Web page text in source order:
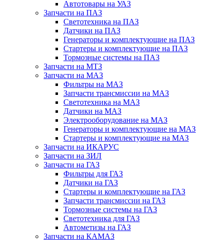
Автотовары на УАЗ
Запчасти на ПАЗ
Светотехника на ПАЗ
Датчики на ПАЗ
Генераторы и комплектующие на ПАЗ
Стартеры и комплектующие на ПАЗ
Тормозные системы на ПАЗ
Запчасти на МТЗ
Запчасти на МАЗ
Фильтры на МАЗ
Запчасти трансмиссии на МАЗ
Светотехника на МАЗ
Датчики на МАЗ
Электрооборудование на МАЗ
Генераторы и комплектующие на МАЗ
Стартеры и комплектующие на МАЗ
Запчасти на ИКАРУС
Запчасти на ЗИЛ
Запчасти на ГАЗ
Фильтры для ГАЗ
Датчики на ГАЗ
Стартеры и комплектующие на ГАЗ
Запчасти трансмиссии на ГАЗ
Тормозные системы на ГАЗ
Светотехника для ГАЗ
Автометизы на ГАЗ
Запчасти на КАМАЗ